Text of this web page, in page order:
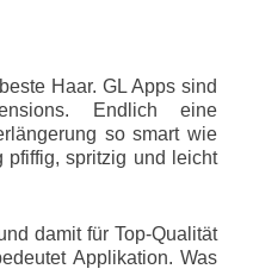
Haar. GL Apps sind
Endlich eine
so smart wie
pfiffig, spritzig und leicht
damit für Top-Qualität
Applikation. Was